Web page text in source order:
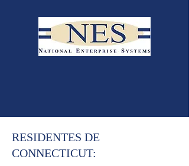
RESIDENTES DE
CONNECTICUT: